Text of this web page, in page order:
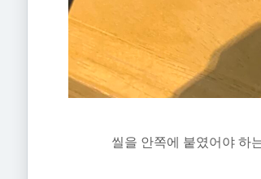
씰을 안쪽에 붙였어야 하